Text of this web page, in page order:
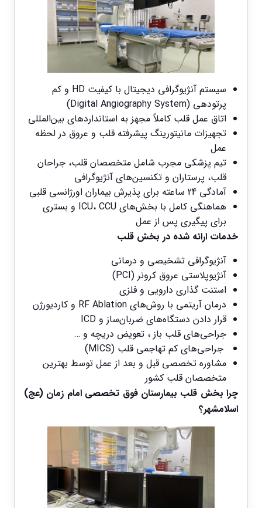
سیستم آنژیوگرافی دیجیتال با کیفیت HD و کم
‌پرتودهی (Digital Angiography System)
اتاق عمل قلب کاملاً مجهز به استانداردهای بین‌المللی
تجهیزات مانیتورینگ پیشرفته قلب و عروق در لحظه
عمل
تیم پزشکی مجرب شامل متخصصان قلب، جراحان
قلب، پرستاران و تکنسین‌های آنژیوگرافی
آمادگی 24 ساعته برای پذیرش بیماران اورژانسی قلبی
هماهنگی کامل با بخش‌های ICU، CCU و بستری
برای پیگیری پس از عمل
خدمات ارائه شده در بخش قلب
آنژیوگرافی تشخیصی و درمانی
آنژیوپلاستی عروق کرونر (PCI)
استنت ‌گذاری دارویی و فلزی
درمان آریتمی با روش‌های RF Ablation و کاردیورژن
قرار دادن دستگاه‌های ضربان‌ساز و ICD
جراحی‌های قلب باز ، تعویض دریچه و …
جراحی‌های کم‌ تهاجمی قلب (MICS)
مشاوره تخصصی قبل و بعد از عمل توسط بهترین
متخصصان قلب کشور
چرا بخش قلب بیمارستان فوق تخصصیامام زمان (عج)
اسلامشهر؟